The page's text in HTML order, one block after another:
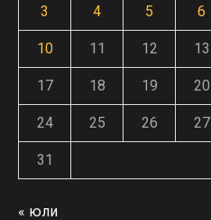
3 4 5 6
10 11 12 13
17 18 19 20
24 25 26 27
31
« юли